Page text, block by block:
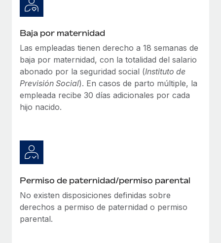
Baja por maternidad
Las empleadas tienen derecho a 18 semanas de
baja por maternidad, con la totalidad del salario
abonado por la seguridad social (Instituto de
Previsión Social). En casos de parto múltiple, la
empleada recibe 30 días adicionales por cada
hijo nacido.
Permiso de paternidad/permiso parental
No existen disposiciones definidas sobre
derechos a permiso de paternidad o permiso
parental.